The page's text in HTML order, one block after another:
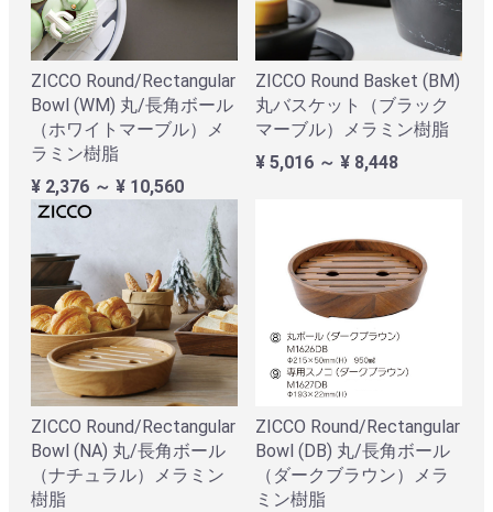
ZICCO Round/Rectangular
Bowl (WM) 丸/長角ボール
（ホワイトマーブル）メ
ラミン樹脂
¥ 2,376 ～ ¥ 10,560
ZICCO Round Basket (BM)
丸バスケット（ブラック
マーブル）メラミン樹脂
¥ 5,016 ～ ¥ 8,448
ZICCO Round/Rectangular
Bowl (NA) 丸/長角ボール
（ナチュラル）メラミン
樹脂
ZICCO Round/Rectangular
Bowl (DB) 丸/長角ボール
（ダークブラウン）メラ
ミン樹脂